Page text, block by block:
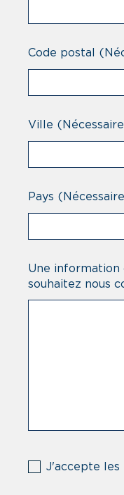
Code postal
Ville
Pays
Une information
souhaitez nous
(Nécessaire)
J'accepte les